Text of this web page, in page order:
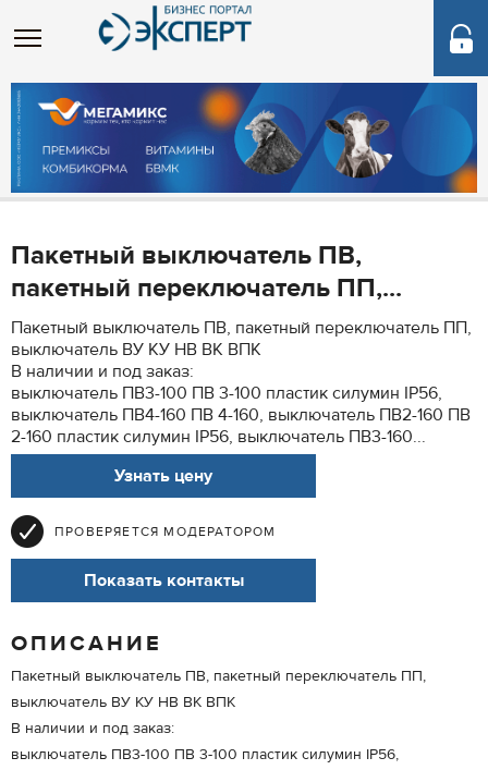
Пакетный выключатель ПВ,
пакетный переключатель ПП,...
Пакетный выключатель ПВ, пакетный переключатель ПП,
выключатель ВУ КУ НВ ВК ВПК
В наличии и под заказ:
выключатель ПВ3-100 ПВ 3-100 пластик силумин IP56,
выключатель ПВ4-160 ПВ 4-160, выключатель ПВ2-160 ПВ
2-160 пластик силумин IP56, выключатель ПВ3-160...
Узнать цену
ПРОВЕРЯЕТСЯ МОДЕРАТОРОМ
Показать контакты
ОПИСАНИЕ
Пакетный выключатель ПВ, пакетный переключатель ПП,
выключатель ВУ КУ НВ ВК ВПК
В наличии и под заказ:
выключатель ПВ3-100 ПВ 3-100 пластик силумин IP56,